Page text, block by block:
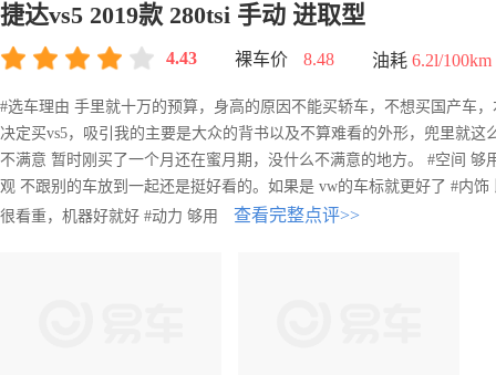
捷达vs5 2019款 280tsi 手动 进取型
4.43 裸车价 8.48 油耗 6.2l/100km
#选车理由 手里就十万的预算，身高的原因不能买轿车，不想买国产车
决定买vs5，吸引我的主要是大众的背书以及不算难看的外形，兜里就
不满意 暂时刚买了一个月还在蜜月期，没什么不满意的地方。 #空间
观 不跟别的车放到一起还是挺好看的。如果是 vw的车标就更好了 #内
很看重，机器好就好 #动力 够用
查看完整点评>>